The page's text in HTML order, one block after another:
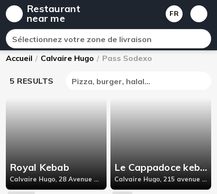
Restaurant
near me
FR
Sélectionnez votre zone de livraison
Accueil / Calvaire Hugo / Pass Sodexo
5 RESULTS Pizza, burger, halal...
Royal Kebab
Calvaire Hugo, 28 Avenue Pierre Semard,
Le Cappadoce kebab
Calvaire Hugo, 215 avenue Victor Hugo,26000